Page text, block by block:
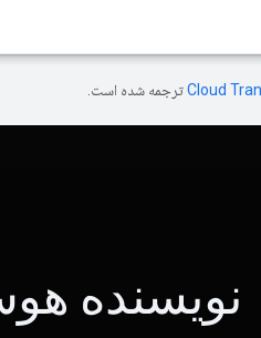
ترجمه شده است.
نویسنده